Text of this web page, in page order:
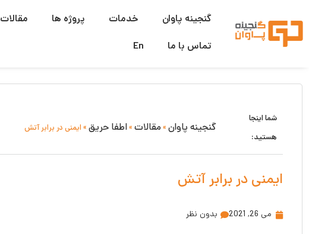
گنجینه پاوان خدمات پروژه ها مقالات
تماس با ما
En
شما اینجا
هستید:
گنجینه پاوان » مقالات »اطفا حریق » ایمنی در برابر آتش
ایمنی در برابر آتش
می 26, 2021 بدون نظر